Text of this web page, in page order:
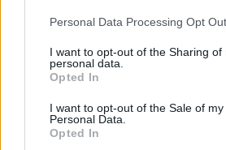
Personal Data Processing Opt
I want to opt-out of the Sharing of
personal data.
Opted In
I want to opt-out of the Sale of my
Personal Data.
Opted In
Prodej hybridních vozů se do
16 procent na 43 653 vozů
8.8.2026 01:18 (ČTK